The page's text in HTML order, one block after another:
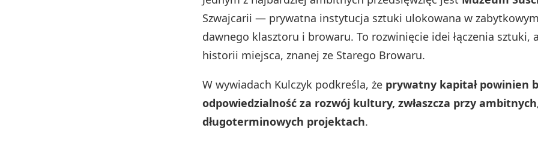
Szwajcarii — prywatna instytucja sztuki ulokowana w
dawnego klasztoru i browaru. To rozwinięcie idei łączenia sztuki,
historii miejsca, znanej ze Starego Browaru.
W wywiadach Kulczyk podkreśla, że prywatny kapitał powinien
odpowiedzialność za rozwój kultury, zwłaszcza przy
długoterminowych projektach.